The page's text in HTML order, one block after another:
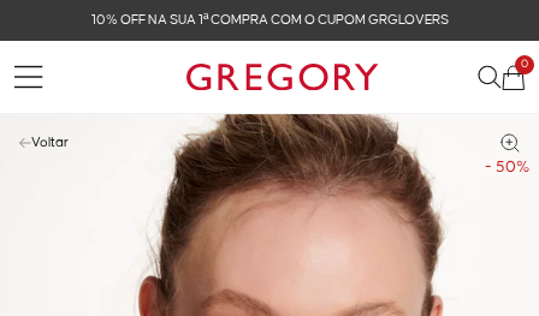
FRETE GRÁTIS NAS COMPRAS ACIMA DE R$ 899
0
- 50%
Voltar